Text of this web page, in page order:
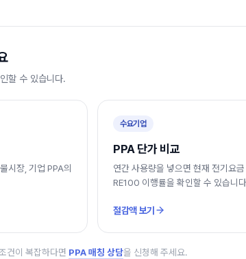
할 수 있습니다.
시장, 기업 PPA의
수요기업
PPA 단가 비교
연간 사용량을 넣으면 현재 전기요
RE100 이행률을 확인할 수 있습니
절감액 보기
건이 복잡하다면 PPA 매칭 상담을 신청해 주세요.